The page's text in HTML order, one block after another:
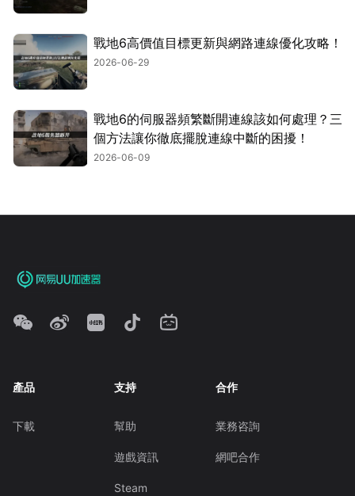
戰地6高價值目標更新與網路連線優化攻略！
2026-06-29
戰地6的伺服器頻繁斷開連線該如何處理？三
個方法讓你徹底擺脫連線中斷的困擾！
2026-06-09
產品
下載
支持
幫助
遊戲資訊
Steam
合作
業務咨詢
網吧合作